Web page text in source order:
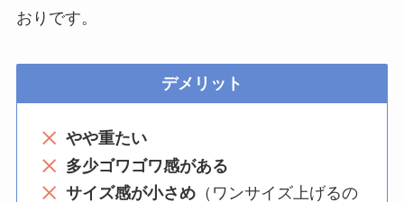
おりです。
デメリット
やや重たい
多少ゴワゴワ感がある
サイズ感が小さめ（ワンサイズ上げるの